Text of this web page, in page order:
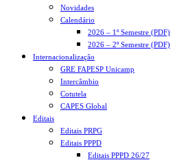
Novidades
Calendário
2026 – 1º Semestre (PDF)
2026 – 2º Semestre (PDF)
Internacionalização
GRE FAPESP Unicamp
Intercâmbio
Cotutela
CAPES Global
Editais
Editais PRPG
Editais PPPD
Editais PPPD 26/27